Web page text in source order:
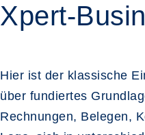
Xpert-
Hier ist der klassische
über fundiertes
Rechnungen, Belegen,